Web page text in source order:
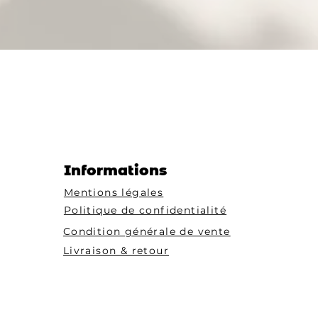
Informations
Mentions légales
Politique de confidentialité
Condition générale de vente
Livraison & retour